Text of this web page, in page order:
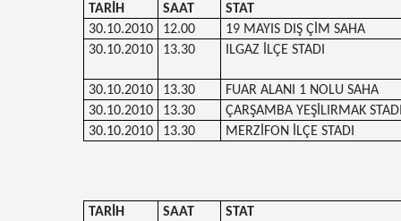
TARİH SAAT
STAT
30.10.2010
12.00
19 MAYIS DIŞ ÇİM SAHA
30.10.2010
13.30 ILGAZ İLÇE STADI
30.10.2010 13.30
FUAR ALANI 1 NOLU SAHA
30.10.2010
13.30
ÇARŞAMBA YEŞİLIRMAK
30.10.2010
13.30 MERZİFON İLÇE STADI
TARİH SAAT
STAT